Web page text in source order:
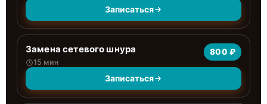
Записаться
Замена сетевого шнура
15 мин
800 ₽
Записаться